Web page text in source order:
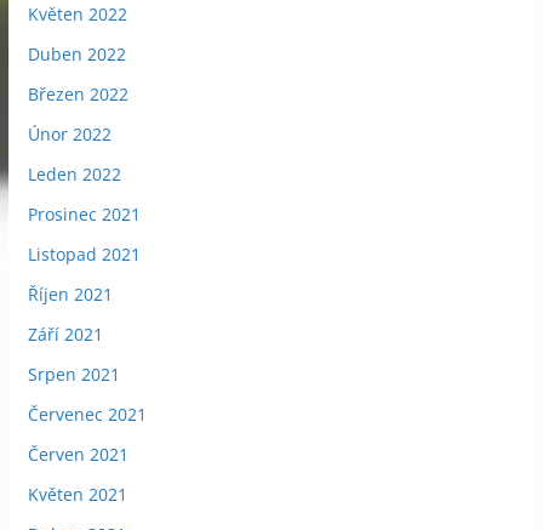
Květen 2022
Duben 2022
Březen 2022
Únor 2022
Leden 2022
Prosinec 2021
Listopad 2021
Říjen 2021
Září 2021
Srpen 2021
Červenec 2021
Červen 2021
Květen 2021